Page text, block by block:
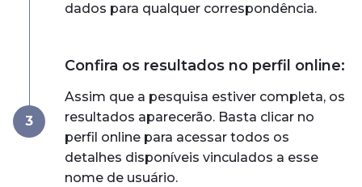
dados para qualquer correspondência.
3
Confira os resultados no perfil online:
Assim que a pesquisa estiver completa, os
resultados aparecerão. Basta clicar no
perfil online para acessar todos os
detalhes disponíveis vinculados a esse
nome de usuário.